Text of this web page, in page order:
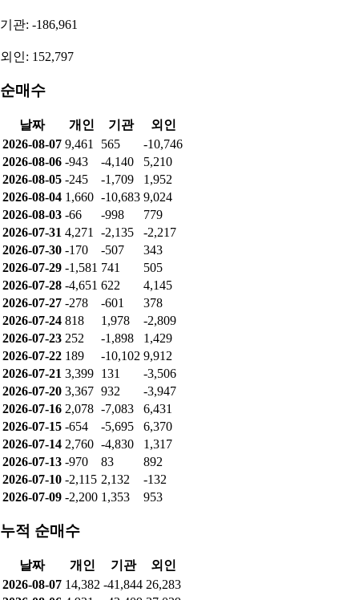
순매수량
개인: 9,461
기관: 565
외인: -10,746
누적 순매수량
개인: 27,114
기관: -186,961
외인: 152,797
순매수
날짜 개인 기관
외인
2026-08-07 9,461 565
-10,746
2026-08-06 -943 -4,140
5,210
2026-08-05 -245 -1,709
1,952
2026-08-04 1,660 -10,683
9,024
2026-08-03 -66 -998
779
2026-07-31 4,271 -2,135
-2,217
2026-07-30 -170 -507
343
2026-07-29 -1,581 741
505
2026-07-28 -4,651 622
4,145
2026-07-27 -278 -601
378
2026-07-23 252
2026-07-21
3,399 131
-3,506
2026-07-20 3,367 932
-3,947